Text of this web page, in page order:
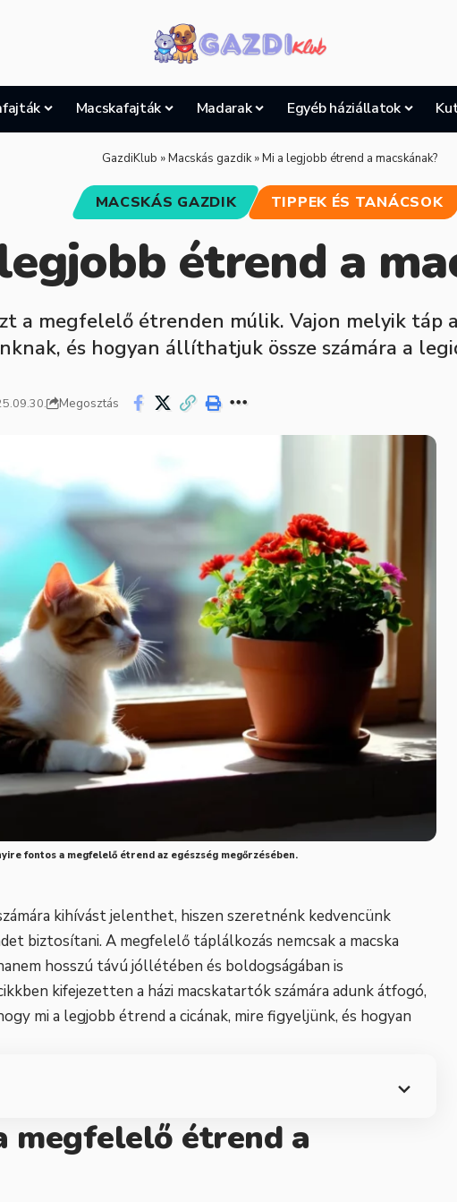
Macskafajták Madarak Egyéb háziállatok
GazdiKlub »Macskás gazdik»Mi a legjobb étrend a macskának?
MACSKÁS GAZDIK TIPPEK ÉS TANÁCSOK
étrend a
a megfelelő étrenden múlik. Vajon melyik táp
és hogyan állíthatjuk össze számára a
Megosztás
fontos a megfelelő étrend az egészség megőrzésében.
kihívást jelenthet, hiszen szeretnénk kedvencünk
biztosítani. A megfelelő táplálkozás nemcsak a macska
hosszú távú jóllétében és boldogságában is
kifejezetten a házi macskatartók számára adunk átfogó,
mi a legjobb étrend a cicának, mire figyeljünk, és hogyan
megfelelő étrend a